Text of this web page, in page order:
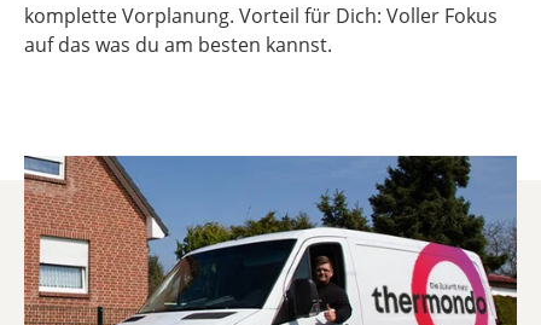
komplette Vorplanung. Vorteil für Dich: Voller Fokus
auf das was du am besten kannst.